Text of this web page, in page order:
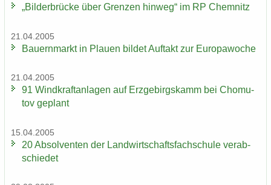
„Bil­der­brü­cke über Gren­zen hin­weg“ im RP Chem­nitz
21.04.2005
Bau­ern­markt in Plau­en bil­det Auf­takt zur Eu­ro­pa­wo­che
21.04.2005
91 Wind­kraft­an­la­gen auf Erz­ge­birgs­kamm bei Chomu­
tov ge­plant
15.04.2005
20 Ab­sol­ven­ten der Land­wirt­schafts­fach­schu­le ver­ab­
schie­det